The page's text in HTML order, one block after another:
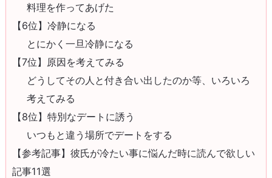
料理を作ってあげた
【6位】冷静になる
とにかく一旦冷静になる
【7位】原因を考えてみる
どうしてその人と付き合い出したのか等、いろいろ
考えてみる
【8位】特別なデートに誘う
いつもと違う場所でデートをする
【参考記事】彼氏が冷たい事に悩んだ時に読んで欲しい
記事11選